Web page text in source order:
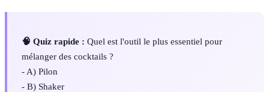
🧠 Quiz rapide : Quel est l'outil le plus essentiel pour
mélanger des cocktails ?
- A) Pilon
- B) Shaker